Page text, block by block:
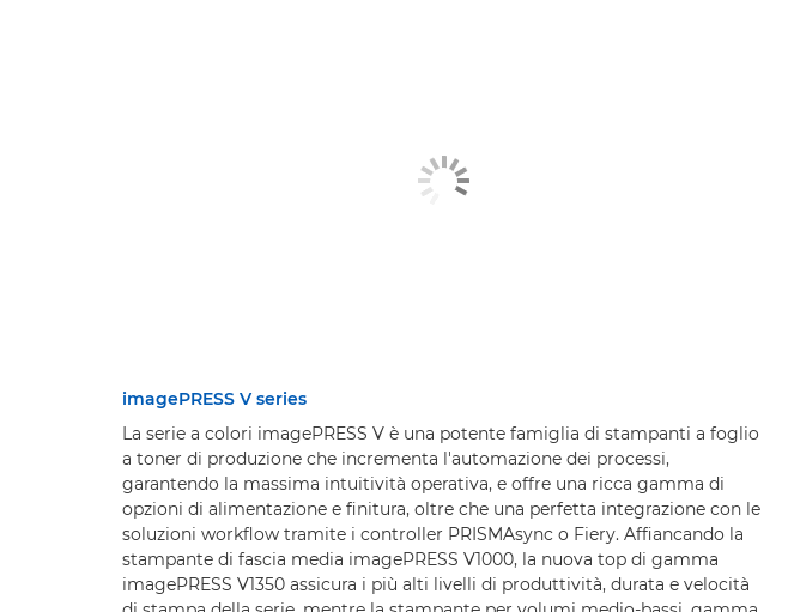
imagePRESS V series
La serie a colori imagePRESS V è una potente famiglia di stampanti a foglio
a toner di produzione che incrementa l'automazione dei processi,
garantendo la massima intuitività operativa, e offre una ricca gamma di
opzioni di alimentazione e finitura, oltre che una perfetta integrazione con le
soluzioni workflow tramite i controller PRISMAsync o Fiery. Affiancando la
stampante di fascia media imagePRESS V1000, la nuova top di gamma
imagePRESS V1350 assicura i più alti livelli di produttività, durata e velocità